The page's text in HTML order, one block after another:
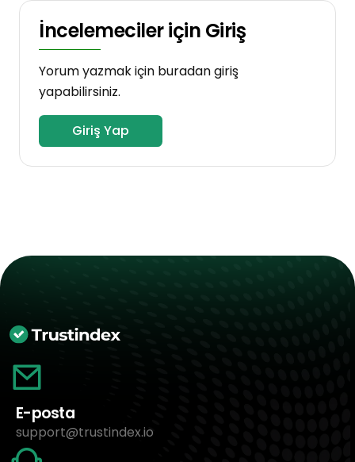
İncelemeciler için Giriş
Yorum yazmak için buradan giriş
yapabilirsiniz.
Giriş Yap
E-posta
support@trustindex.io